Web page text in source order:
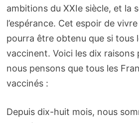
ambitions du XXIe siècle, et la
l’espérance. Cet espoir de
pourra être obtenu que si tous
vaccinent. Voici les dix raisons
nous pensons que tous les
vaccinés :
Depuis dix-huit mois, nous